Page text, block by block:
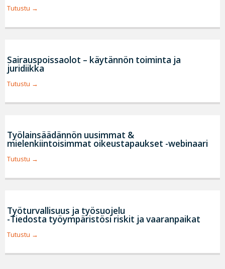
Tutustu
Sairauspoissaolot – käytännön toiminta ja
juridiikka
Tutustu
Työlainsäädännön uusimmat &
mielenkiintoisimmat oikeustapaukset -webinaari
Tutustu
Työturvallisuus ja työsuojelu
-Tiedosta työympäristösi riskit ja vaaranpaikat
Tutustu